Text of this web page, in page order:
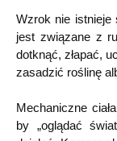
Wzrok nie istnieje
jest związane z
dotknąć, złapać,
zasadzić roślinę
Mechaniczne
by „oglądać